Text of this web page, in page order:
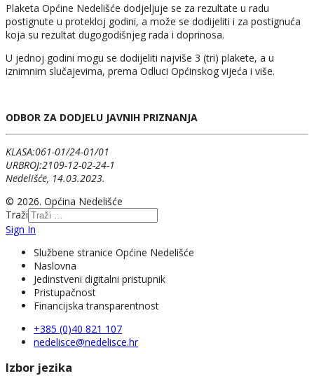
Plaketa Općine Nedelišće dodjeljuje se za rezultate u radu
postignute u protekloj godini, a može se dodijeliti i za postignuća
koja su rezultat dugogodišnjeg rada i doprinosa.
U jednoj godini mogu se dodijeliti najviše 3 (tri) plakete, a u
iznimnim slučajevima, prema Odluci Općinskog vijeća i više.
ODBOR ZA DODJELU JAVNIH PRIZNANJA
KLASA:061-01/24-01/01
URBROJ:2109-12-02-24-1
Nedelišće, 14.03.2023.
© 2026. Općina Nedelišće
Traži
Sign In
Službene stranice Općine Nedelišće
Naslovna
Jedinstveni digitalni pristupnik
Pristupačnost
Financijska transparentnost
+385 (0)40 821 107
nedelisce@nedelisce.hr
Izbor jezika